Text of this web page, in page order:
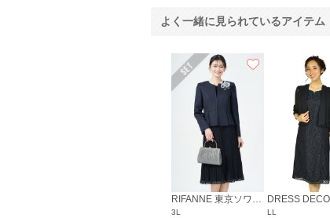
よく一緒に見られているアイテム
RIFANNE 東京ソワール
3L
DRESS DECO
LL